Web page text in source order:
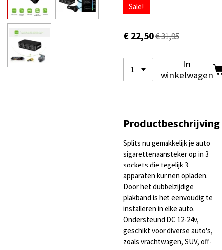
Sale!
€ 22,50€ 31,95
In
winkelwagen
Productbeschrijving
Splits nu gemakkelijk je auto
sigarettenaansteker op in 3
sockets die tegelijk 3
apparaten kunnen opladen.
Door het dubbelzijdige
plakband is het eenvoudig te
installeren in elke auto.
Ondersteund DC 12-24v,
geschikt voor diverse auto's,
zoals vrachtwagen, SUV, off-